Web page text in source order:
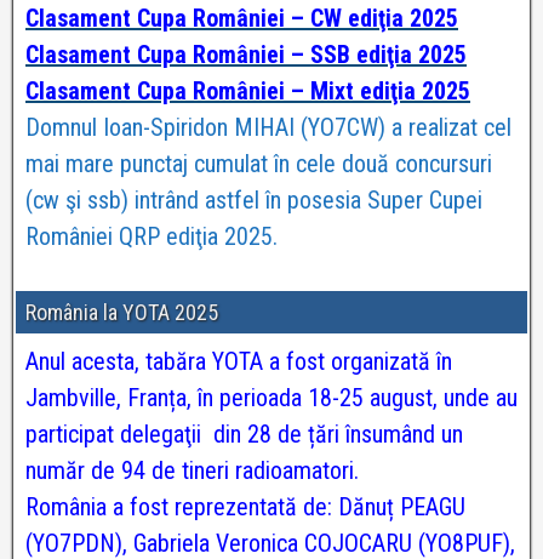
Clasament Cupa României – CW ediţia 2025
Clasament Cupa României – SSB ediţia 2025
Clasament Cupa României – Mixt ediţia 2025
Domnul Ioan-Spiridon MIHAI (YO7CW) a realizat cel
mai mare punctaj cumulat în cele două concursuri
(cw şi ssb) intrând astfel în posesia Super Cupei
României QRP ediţia 2025.
România la YOTA 2025
Anul acesta, tabăra YOTA a fost organizată în
Jambville, Franța, în perioada 18-25 august, unde au
participat delegaţii din 28 de țări însumând un
număr de 94 de tineri radioamatori.
România a fost reprezentată de: Dănuț PEAGU
(YO7PDN), Gabriela Veronica COJOCARU (YO8PUF),